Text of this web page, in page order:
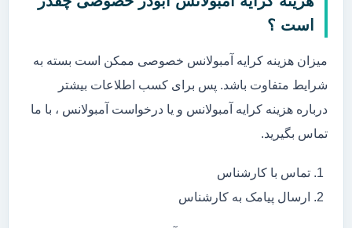
است ؟
میزان هزینه کرایه آمبولانس خصوصی ممکن است بسته به
شرایط متفاوت باشد. پس برای کسب اطلاعات بیشتر
درباره هزینه کرایه آمبولانس و یا درخواست آمبولانس ، با ما
تماس بگیرید.
تماس با کارشناس
ارسال پیامک به کارشناس